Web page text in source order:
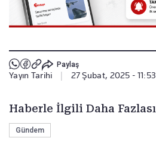
Paylaş
Yayın Tarihi 27 Şubat, 2025 - 11:53
Haberle İlgili Daha Fazlası
Gündem